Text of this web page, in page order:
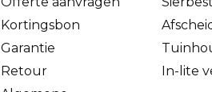
Kortingsbon
Garantie
Retour
In-lite